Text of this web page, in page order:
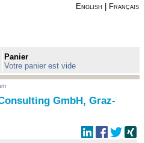
English Français
Panier
Votre panier est vide
GmbH, Graz-